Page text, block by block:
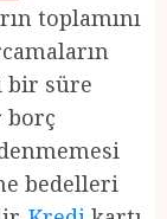
toplamını
bir süre
borç
bedelleri